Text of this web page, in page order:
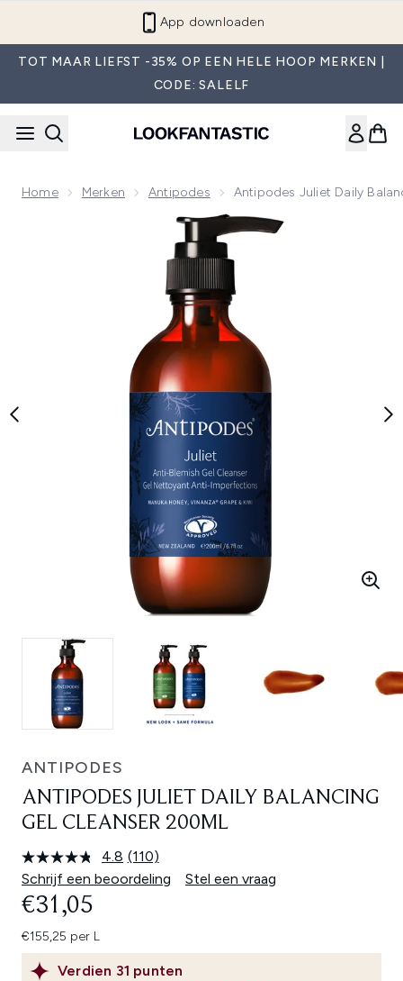
App downloaden
TOT MAAR LIEFST -35% OP EEN HELE HOOP MERKEN |
CODE: SALELF
Home Merken Antipodes Antipodes Juliet Daily
Now showing image 1 Antipodes Juliet Daily Balancing Gel
ANTIPODES
ANTIPODES JULIET DAILY BALANCING
GEL CLEANSER 200ML
4.8 Lees
110
beoordelingen.
(110)
Schrijf een beoordeling
Stel een vraag
Verdien 31 punten
€31,05
€155,25 per L